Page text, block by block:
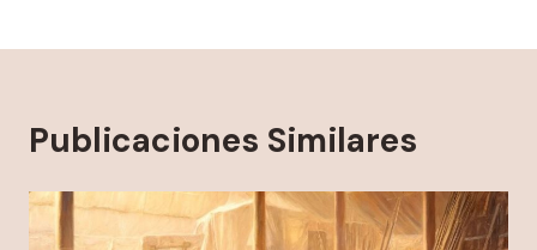
Publicaciones Similares